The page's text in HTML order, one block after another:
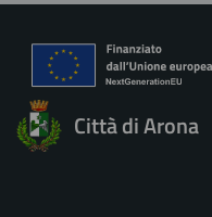
Città di Arona